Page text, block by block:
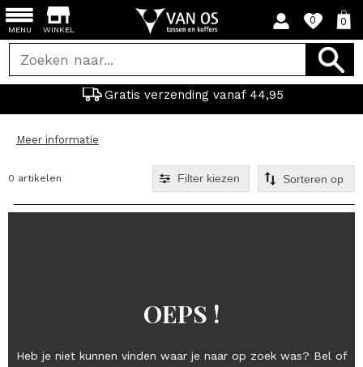
WINKEL
0 0
Gratis verzending vanaf 44,95
MENU
Meer informatie
0 artikelen Filter kiezen
OEPS !
Heb je niet kunnen vinden waar je naar op zoek was? Bel of